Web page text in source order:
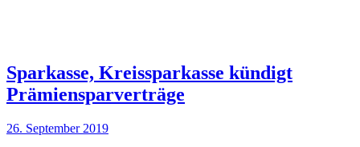
Sparkasse, Kreissparkasse kündigt
Prämiensparverträge
26. September 2019